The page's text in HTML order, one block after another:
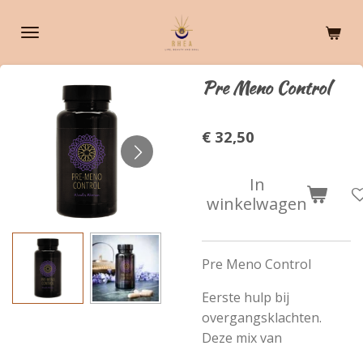
direct
hoofdinhoud
Pre Meno Control
€ 32,50
In
winkelwagen
Pre Meno Control
Eerste hulp bij
overgangsklachten.
Deze mix van